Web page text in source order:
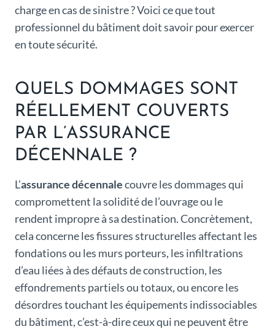
charge en cas de sinistre ? Voici ce que tout
professionnel du bâtiment doit savoir pour exercer
en toute sécurité.
QUELS DOMMAGES SONT
RÉELLEMENT COUVERTS
PAR L’ASSURANCE
DÉCENNALE ?
L’assurance décennalecouvre les dommages qui
compromettent la solidité de l’ouvrage ou le
rendent impropre à sa destination. Concrètement,
cela concerne les fissures structurelles affectant les
fondations ou les murs porteurs, les infiltrations
d’eau liées à des défauts de construction, les
effondrements partiels ou totaux, ou encore les
désordres touchant les équipements indissociables
du bâtiment, c’est-à-dire ceux qui ne peuvent être